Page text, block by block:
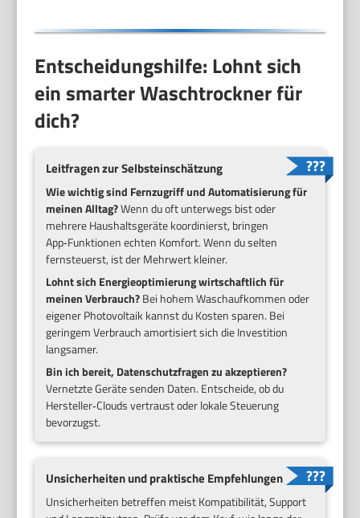
Entscheidungshilfe: Lohnt sich
ein smarter Waschtrockner für
dich?
Leitfragen zur Selbsteinschätzung
Wie wichtig sind Fernzugriff und Automatisierung für
meinen Alltag?Wenn du oft unterwegs bist oder
mehrere Haushaltsgeräte koordinierst, bringen
App‑Funktionen echten Komfort. Wenn du selten
fernsteuerst, ist der Mehrwert kleiner.
Lohnt sich Energieoptimierung wirtschaftlich für
meinen Verbrauch?Bei hohem Waschaufkommen oder
eigener Photovoltaik kannst du Kosten sparen. Bei
geringem Verbrauch amortisiert sich die Investition
langsamer.
Bin ich bereit, Datenschutzfragen zu akzeptieren?
Vernetzte Geräte senden Daten. Entscheide, ob du
Hersteller‑Clouds vertraust oder lokale Steuerung
bevorzugst.
Unsicherheiten und praktische Empfehlungen
Unsicherheiten betreffen meist Kompatibilität, Support